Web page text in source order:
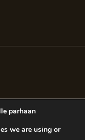
parhaan
we are using or